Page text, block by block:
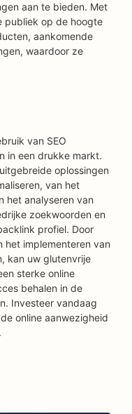
aan te bieden. Met
publiek op de hoogte
aankomende
waardoor ze
van SEO
in een drukke markt.
oplossingen
van het
het analyseren van
zoekwoorden en
profiel. Door
het implementeren van
kan uw glutenvrije
sterke online
behalen in de
Investeer vandaag
online aanwezigheid